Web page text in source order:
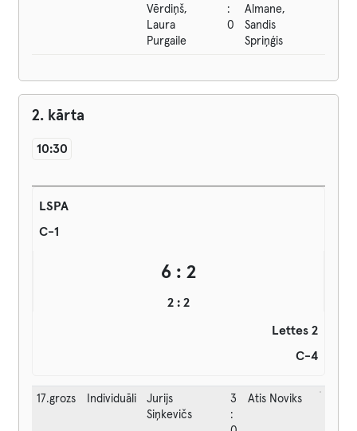
Vērdiņš,
Laura
Purgaile
:
0
Almane,
Sandis
Spriņģis
2. kārta
10:30
LSPA
C-1
6 : 2
2 : 2
Lettes 2
C-4
17.grozs Individuāli
Jurijs
Siņkevičs
3
:
Atis Noviks